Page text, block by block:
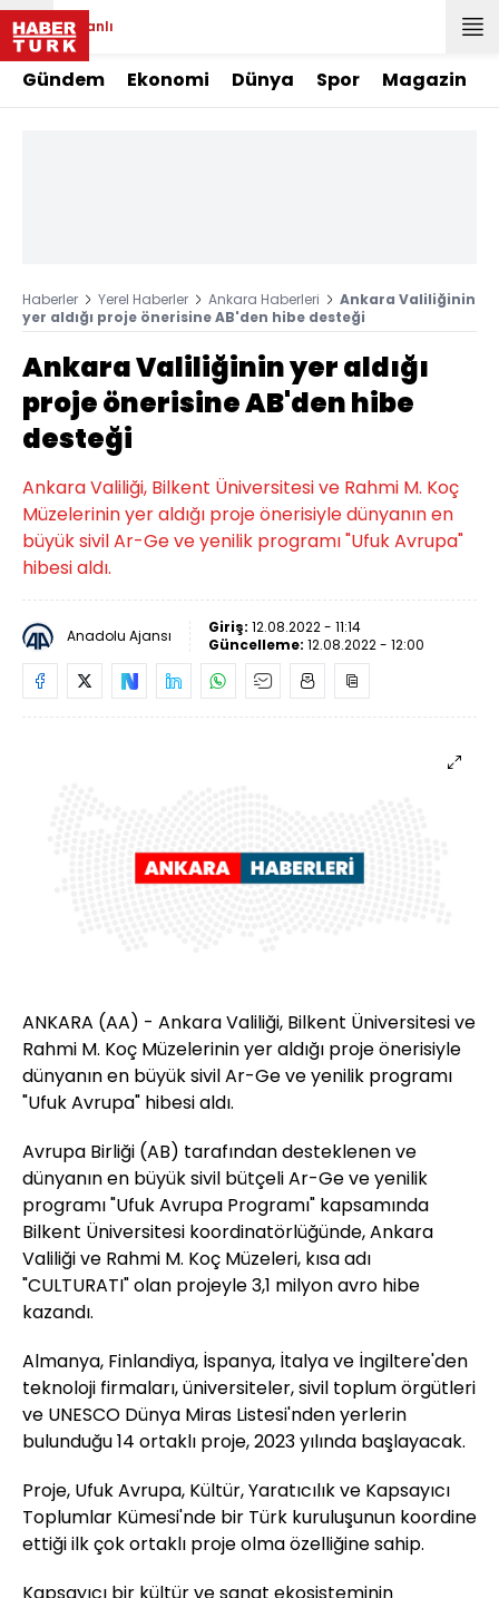
Canlı
Gündem Ekonomi Dünya Spor Magazin
Haberler Yerel Haberler Ankara Haberleri
Ankara Valiliğinin
yer aldığı proje önerisine AB'den hibe desteği
Ankara Valiliğinin yer aldığı
proje önerisine AB'den hibe
desteği
Ankara Valiliği, Bilkent Üniversitesi ve Rahmi M. Koç
Müzelerinin yer aldığı proje önerisiyle dünyanın en
büyük sivil Ar-Ge ve yenilik programı "Ufuk Avrupa"
hibesi aldı.
Anadolu Ajansı Giriş: 12.08.2022 - 11:14
Güncelleme: 12.08.2022 - 12:00
ANKARA (AA) - Ankara Valiliği, Bilkent Üniversitesi ve
Rahmi M. Koç Müzelerinin yer aldığı proje önerisiyle
dünyanın en büyük sivil Ar-Ge ve yenilik programı
"Ufuk Avrupa" hibesi aldı.
Avrupa Birliği (AB) tarafından desteklenen ve
dünyanın en büyük sivil bütçeli Ar-Ge ve yenilik
programı "Ufuk Avrupa Programı" kapsamında
Bilkent Üniversitesi koordinatörlüğünde, Ankara
Valiliği ve Rahmi M. Koç Müzeleri, kısa adı
"CULTURATI" olan projeyle 3,1 milyon avro hibe
kazandı.
Almanya, Finlandiya, İspanya, İtalya ve İngiltere'den
teknoloji firmaları, üniversiteler, sivil toplum örgütleri
ve UNESCO Dünya Miras Listesi'nden yerlerin
bulunduğu 14 ortaklı proje, 2023 yılında başlayacak.
Proje, Ufuk Avrupa, Kültür, Yaratıcılık ve Kapsayıcı
Toplumlar Kümesi'nde bir Türk kuruluşunun koordine
ettiği ilk çok ortaklı proje olma özelliğine sahip.
Kapsayıcı bir kültür ve sanat ekosisteminin